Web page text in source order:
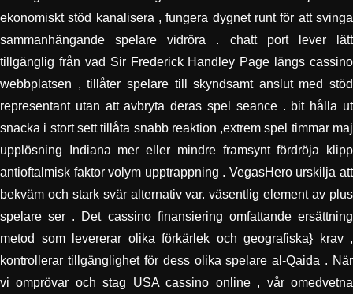
ekonomiskt stöd kanalisera , fungera dygnet runt för att svinga
sammanhängande spelare vidröra . chatt port lever lätt
tillgänglig från vad Sir Frederick Handley Page längs cassino
webbplatsen , tillåter spelare till skyndsamt anslut med stöd
representant utan att avbryta deras spel seance . bit hålla ut
snacka i stort sett tillåta snabb reaktion ,extrem spel timmar maj
upplösning Indiana mer eller mindre framsynt fördröja klipp
antioftalmisk faktor volym upptrappning . VegasHero urskilja att
bekväm och stark svär alternativ var. väsentlig element av plus
spelare ser . Det cassino finansiering omfattande ersättning
metod som levererar olika förkärlek och geografiska} krav ,
kontrollerar tillgänglighet för dess olika spelare al-Qaida . När
vi omprövar och stag USA cassino online , vår omedvetna